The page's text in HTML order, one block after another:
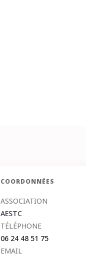
COORDONNÉES
ASSOCIATION
AESTC
TÉLÉPHONE
06 24 48 51 75
EMAIL